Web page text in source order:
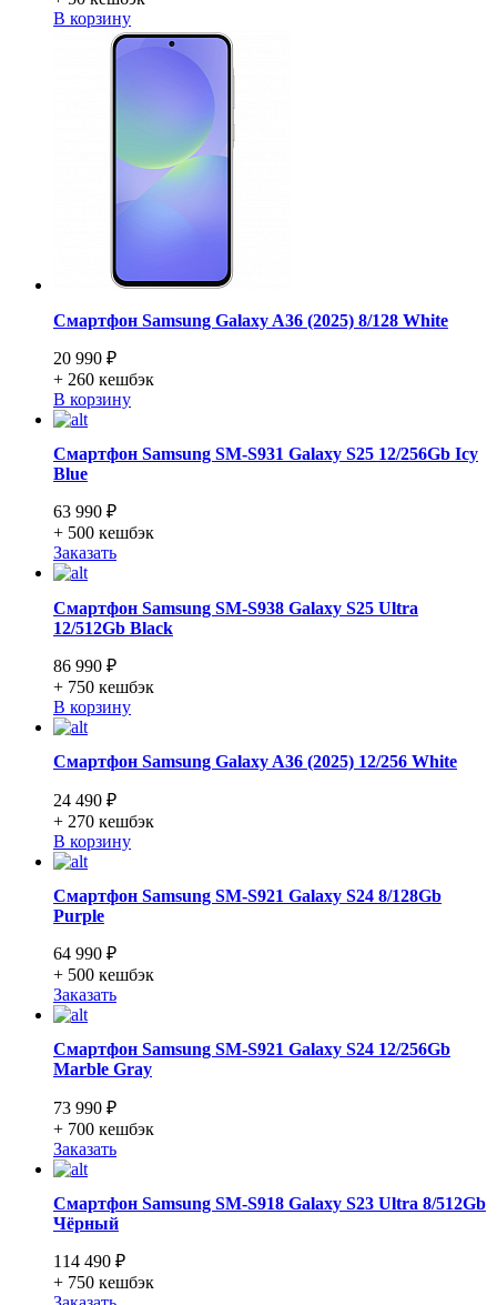
В корзину
Смартфон Samsung Galaxy A36 (2025) 8/128 White
20 990 ₽
+ 260 кешбэк
В корзину
Смартфон Samsung SM-S931 Galaxy S25 12/256Gb Icy
Blue
63 990 ₽
+ 500 кешбэк
Заказать
Смартфон Samsung SM-S938 Galaxy S25 Ultra
12/512Gb Black
86 990 ₽
+ 750 кешбэк
В корзину
Смартфон Samsung Galaxy A36 (2025) 12/256 White
24 490 ₽
+ 270 кешбэк
В корзину
Смартфон Samsung SM-S921 Galaxy S24 8/128Gb
Purple
64 990 ₽
+ 500 кешбэк
Заказать
Смартфон Samsung SM-S921 Galaxy S24 12/256Gb
Marble Gray
73 990 ₽
+ 700 кешбэк
Заказать
Смартфон Samsung SM-S918 Galaxy S23 Ultra 8/512Gb
Чёрный
114 490 ₽
+ 750 кешбэк